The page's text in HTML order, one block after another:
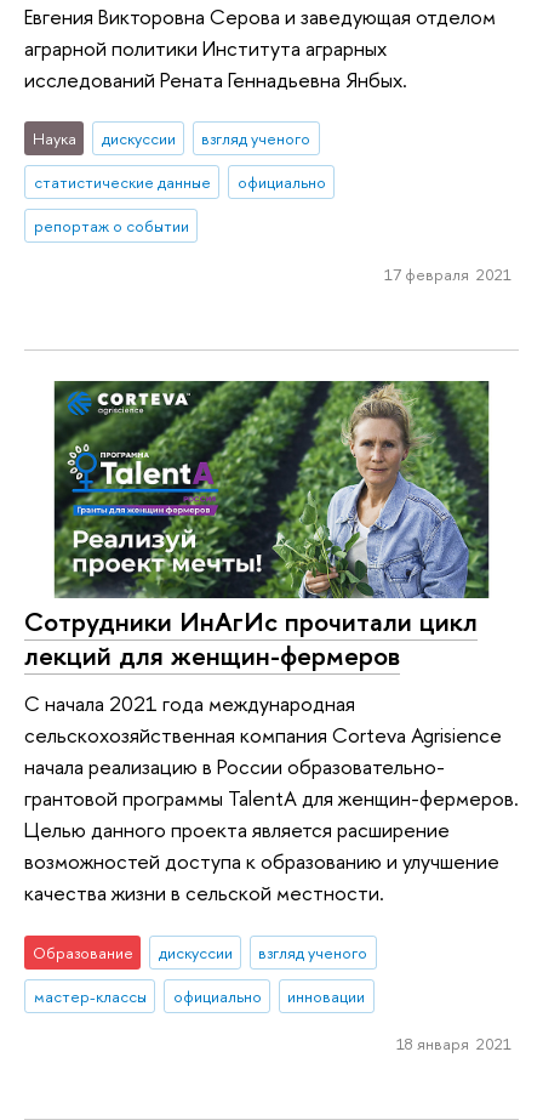
Евгения Викторовна Серова и заведующая отделом
аграрной политики Института аграрных
исследований Рената Геннадьевна Янбых.
Наука дискуссии
взгляд ученого
статистические данные
официально
репортаж о событии
17 февраля 2021
Сотрудники ИнАгИс прочитали цикл
лекций для женщин-фермеров
С начала 2021 года международная
сельскохозяйственная компания Corteva Agrisience
начала реализацию в России образовательно-
грантовой программы TalentA для женщин-фермеров.
Целью данного проекта является расширение
возможностей доступа к образованию и улучшение
качества жизни в сельской местности.
Образование дискуссии
взгляд ученого
мастер-классы
официально инновации
18 января 2021